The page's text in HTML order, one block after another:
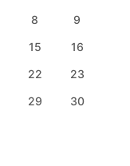
8
9
15
16
22
23
29
30